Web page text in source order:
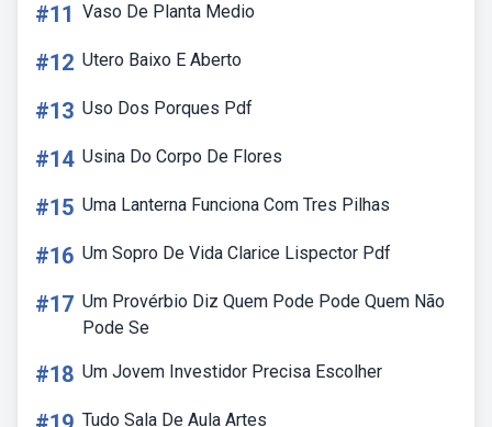
#11 Vaso De Planta Medio
#12 Utero Baixo E Aberto
#13 Uso Dos Porques Pdf
#14 Usina Do Corpo De Flores
#15 Uma Lanterna Funciona Com Tres Pilhas
#16 Um Sopro De Vida Clarice Lispector Pdf
#17 Um Provérbio Diz Quem Pode Pode Quem Não
Pode Se
#18 Um Jovem Investidor Precisa Escolher
Tudo Sala De Aula Artes